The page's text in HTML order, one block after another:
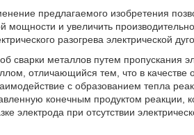
предлагаемого изобретения
мощности и увеличить
разогрева электрической
сварки металлов путем пропускания
отличающийся тем, что в качестве
с образованием тепла
конечным продуктом реакции,
электрода при отсутствии